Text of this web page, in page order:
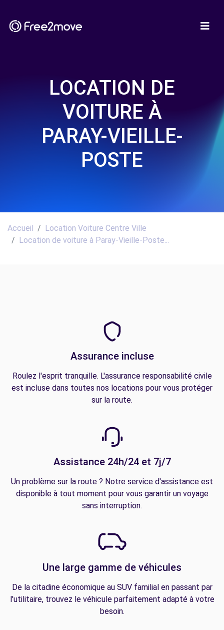
LOCATION DE
VOITURE À
PARAY-VIEILLE-
POSTE
Accueil
Location Voiture Centre Ville
Location de voiture à Paray-Vieille-Poste...
Assurance incluse
Roulez l'esprit tranquille. L'assurance responsabilité civile
est incluse dans toutes nos locations pour vous protéger
sur la route.
Assistance 24h/24 et 7j/7
Un problème sur la route ? Notre service d'assistance est
disponible à tout moment pour vous garantir un voyage
sans interruption.
Une large gamme de véhicules
De la citadine économique au SUV familial en passant par
l'utilitaire, trouvez le véhicule parfaitement adapté à votre
besoin.